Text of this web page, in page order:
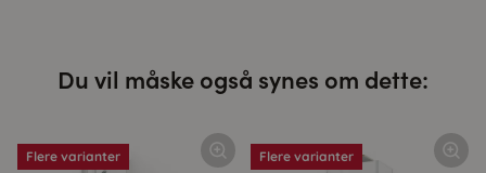
Du vil måske også synes om dette:
Flere varianter Flere varianter